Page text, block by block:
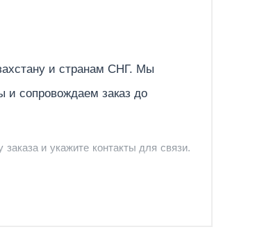
и странам СНГ. Мы
и сопровождаем заказ до
и укажите контакты для связи.
удобный вариант доставки.